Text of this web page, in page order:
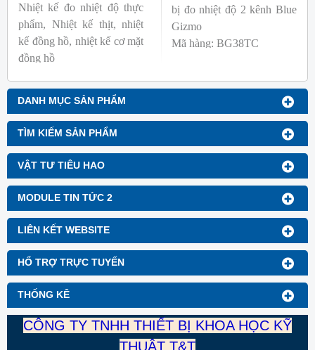
DANH MỤC SẢN PHẨM
TÌM KIẾM SẢN PHẨM
VẬT TƯ TIÊU HAO
MODULE TIN TỨC 2
LIÊN KẾT WEBSITE
HỔ TRỢ TRỰC TUYẾN
THỐNG KÊ
Nhiệt kế đo nhiệt độ thực
phẩm, Nhiệt kế thịt, nhiệt
kế đồng hồ, nhiệt kế cơ mặt
đồng hồ
Thương hiệu: Blue Gizmo
bị đo nhiệt độ 2 kênh Blue
Gizmo
Mã hàng: BG38TC
CÔNG TY TNHH THIẾT BỊ KHOA HỌC KỸ
THUẬT T&T